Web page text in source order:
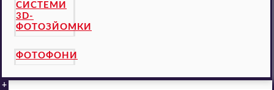
СИСТЕМИ
3D-
ФОТОЗЙОМКИ
ФОТОФОНИ
+